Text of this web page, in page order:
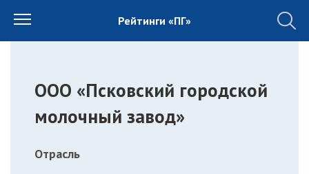
Рейтинги «ПГ»
ООО «Псковский городской
молочный завод»
Отрасль